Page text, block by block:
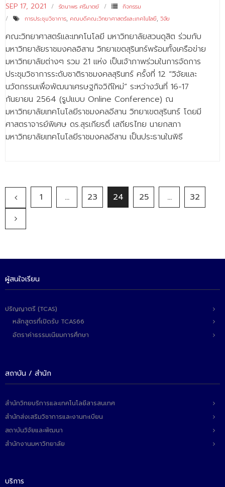
SEP 17, 2021 รัตนาพร ศรีมาตย์
กิจกรรม
การประชุมวิชาการ, คณบดีคณะวิทยาศาสตร์และเทคโนโลยี, วิจัย
คณะวิทยาศาสตร์และเทคโนโลยี มหาวิทยาลัยสวนดุสิต ร่วมกับ
มหาวิทยาลัยราชมงคลอิสาน วิทยาเขตสุรินทร์พร้อมทั้งเครือข่าย
มหาวิทยาลัยต่างๆ รวม 21 แห่ง เป็นเจ้าภาพร่วมในการจัดการ
ประชุมวิชาการระดับชาติราชมงคลสุรินทร์ ครั้งที่ 12 “วิจัยและ
นวัตกรรมเพื่อพัฒนาเศรษฐกิจวิถีใหม่” ระหว่างวันที่ 16-17
กันยายน 2564 (รูปแบบ Online Conference) ณ
มหาวิทยาลัยเทคโนโลยีราชมงคลอีสาน วิทยาเขตสุรินทร์ โดยมี
ศาสตราจารย์พิเศษ ดร.สุรเกียรติ์ เสถียรไทย นายกสภา
มหาวิทยาลัยเทคโนโลยีราชมงคลอีสาน เป็นประธานในพิธี
1 … 23 24 25 … 32
ผู้สนใจเรียน
ปริญญาตรี (TCAS)
หลักสูตรที่เปิดรับ TCAS66
อัตราค่าธรรมเนียมการศึกษา
สถาบัน / สำนัก
สำนักวิทยบริการและเทคโนโลยีสารสนเทศ
สำนักส่งเสริมวิชาการและงานทะเบียน
สถาบันวิจัยและพัฒนา
สำนักงานมหาวิทยาลัย
บริการ